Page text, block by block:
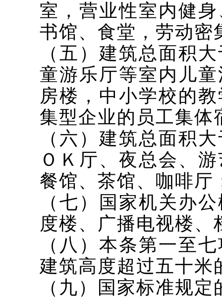
室，营业性室内健
书馆、食堂，劳动密
（五）建筑总面积
童游乐厅等室内儿
房楼，中小学校的
集型企业的员工集体
（六）建筑总面积
ＯＫ厅、夜总会、
餐馆、茶馆、咖啡厅
（七）国家机关办
度楼、广播电视楼、
（八）本条第一至
建筑高度超过五十米
（九）国家标准规